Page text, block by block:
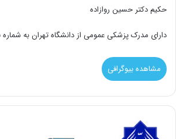
حکیم دکتر حسین روازاده
دارای مدرک پزشکی عمومی از دانشگاه تهران به شماره
مشاهده بیوگرافی